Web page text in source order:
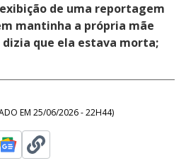
de uma reportagem
mantinha a própria mãe
que ela estava morta;
EM 25/06/2026 - 22H44)